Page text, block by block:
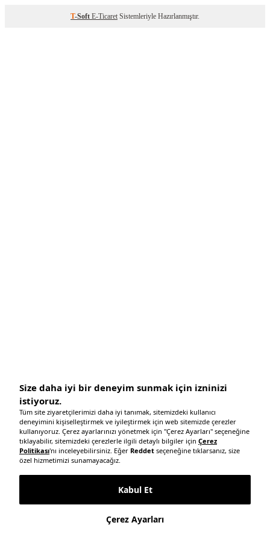
T-Soft E-Ticaret Sistemleriyle Hazırlanmıştır.